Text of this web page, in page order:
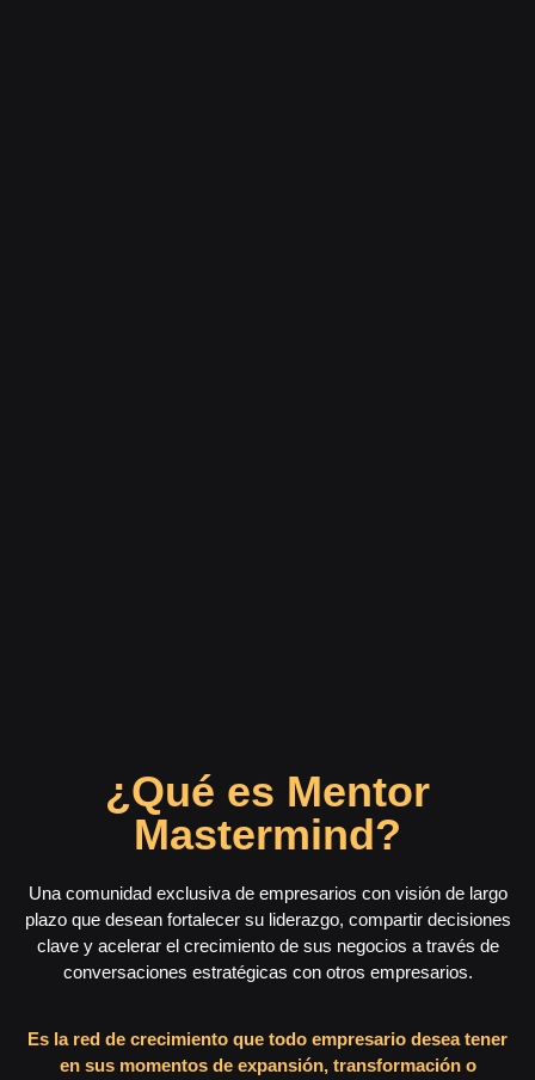
¿Qué es Mentor
Mastermind?
Una comunidad exclusiva de empresarios con visión de largo
plazo que desean fortalecer su liderazgo, compartir decisiones
clave y acelerar el crecimiento de sus negocios a través de
conversaciones estratégicas con otros empresarios.
Es la red de crecimiento que todo empresario desea tener
en sus momentos de expansión, transformación o